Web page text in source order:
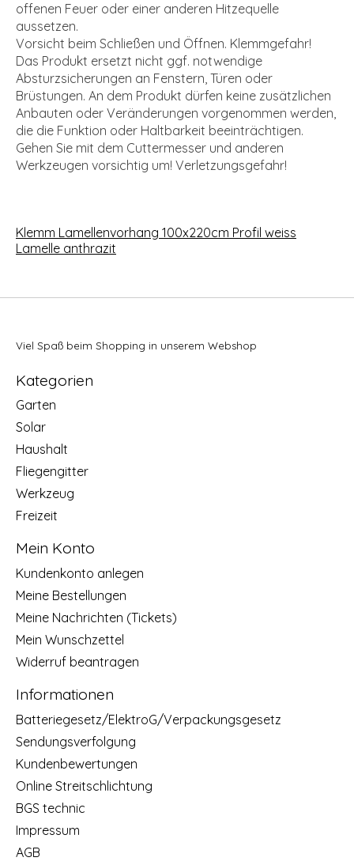
offenen Feuer oder einer anderen Hitzequelle
aussetzen.
Vorsicht beim Schließen und Öffnen. Klemmgefahr!
Das Produkt ersetzt nicht ggf. notwendige
Absturzsicherungen an Fenstern, Türen oder
Brüstungen. An dem Produkt dürfen keine zusätzlichen
Anbauten oder Veränderungen vorgenommen werden,
die die Funktion oder Haltbarkeit beeinträchtigen.
Gehen Sie mit dem Cuttermesser und anderen
Werkzeugen vorsichtig um! Verletzungsgefahr!
Klemm Lamellenvorhang 100x220cm Profil weiss
Lamelle anthrazit
Viel Spaß beim Shopping in unserem Webshop
Kategorien
Garten
Solar
Haushalt
Fliegengitter
Werkzeug
Freizeit
Mein Konto
Kundenkonto anlegen
Meine Bestellungen
Meine Nachrichten (Tickets)
Mein Wunschzettel
Widerruf beantragen
Informationen
Batteriegesetz/ElektroG/Verpackungsgesetz
Sendungsverfolgung
Kundenbewertungen
Online Streitschlichtung
BGS technic
Impressum
AGB